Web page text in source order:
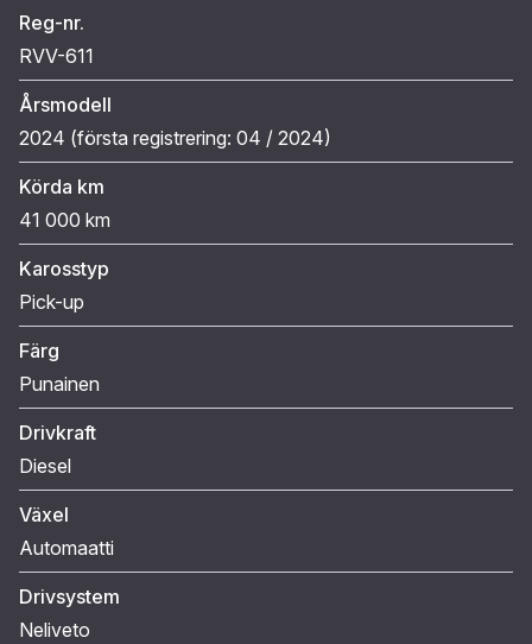
Reg-nr.
RVV-611
Årsmodell
2024 (första registrering: 04 / 2024)
Körda km
41 000 km
Karosstyp
Pick-up
Färg
Punainen
Drivkraft
Diesel
Växel
Automaatti
Drivsystem
Neliveto